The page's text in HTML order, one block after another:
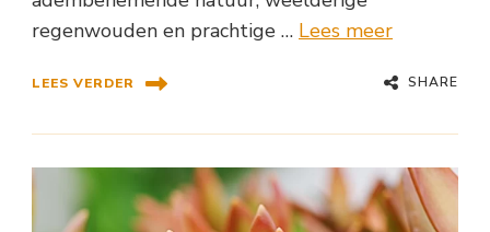
regenwouden en prachtige … Lees meer
LEES VERDER SHARE